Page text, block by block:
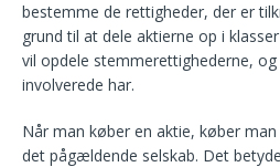
bestemme de rettigheder, der er
grund til at dele aktierne op i
vil opdele stemmerettighederne,
involverede har.
Når man køber en aktie, køber
det pågældende selskab. Det